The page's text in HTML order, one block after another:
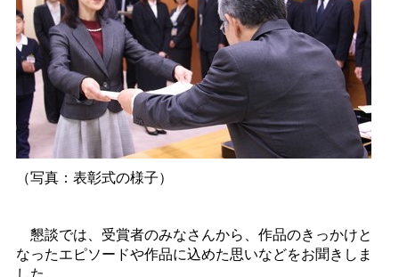
（写真：表彰式の様子）
懇談では、受賞者のみなさんから、作品のきっかけと
なったエピソードや作品に込めた思いなどをお聞きしま
した。